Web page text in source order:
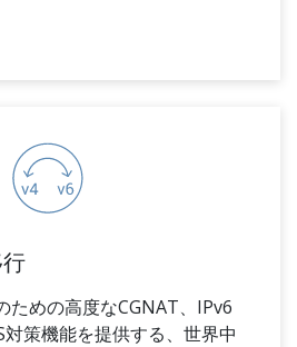
ための高度なCGNAT、IPv6
策機能を提供する、世界中